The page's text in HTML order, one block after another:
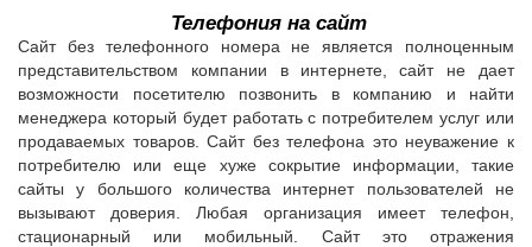
Телефония на сайт
Сайт без телефонного номера не является полноценным
представительством компании в интернете, сайт не дает
возможности посетителю позвонить в компанию и найти
менеджера который будет работать с потребителем услуг или
продаваемых товаров. Сайт без телефона это неуважение к
потребителю или еще хуже сокрытие информации, такие
сайты у большого количества интернет пользователей не
вызывают доверия. Любая организация имеет телефон,
стационарный или мобильный. Сайт это отражения